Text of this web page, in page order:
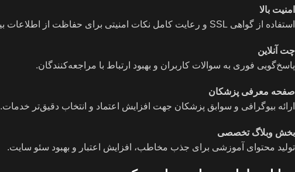
امنیت بالا
استفاده از گواهی SSL و رعایت کامل نکات امنیتی برای حفاظت از اطلاعات بیماران.
چت آنلاین
پاسخ‌گویی فوری به سوالات کاربران و بهبود ارتباط با مراجعه‌کنندگان.
صفحه معرفی پزشکان
ارائه بیوگرافی و سوابق پزشکان جهت افزایش اعتماد و انتخاب دقیق‌تر خدمات.
بخش وبلاگ تخصصی
تولید محتوای آموزشی برای جذب مخاطب، افزایش اعتبار و بهبود سئو سایت.